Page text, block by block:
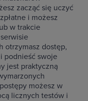
zacząć się uczyć
i możesz
w trakcie
otrzymasz dostęp,
podnieść swoje
jest praktyczną
możesz w
licznych testów i